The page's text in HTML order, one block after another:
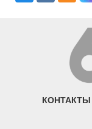
КОНТАКТЫ